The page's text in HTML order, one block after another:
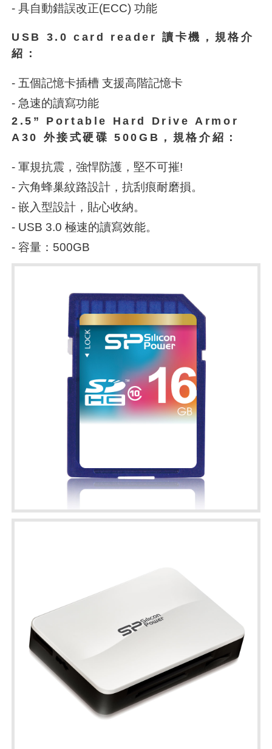
- 具自動錯誤改正(ECC) 功能
USB 3.0 card reader 讀卡機，規格介
紹：
- 五個記憶卡插槽 支援高階記憶卡
- 急速的讀寫功能
2.5” Portable Hard Drive Armor
A30 外接式硬碟 500GB，規格介紹：
- 軍規抗震，強悍防護，堅不可摧!
- 六角蜂巢紋路設計，抗刮痕耐磨損。
- 嵌入型設計，貼心收納。
- USB 3.0 極速的讀寫效能。
- 容量：500GB